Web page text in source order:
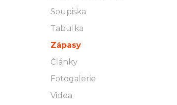
Soupiska
Tabulka
Zápasy
Články
Fotogalerie
Videa